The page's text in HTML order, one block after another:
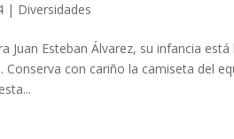
| Diversidades
Juan Esteban Álvarez, su infancia
Conserva con cariño la camiseta del